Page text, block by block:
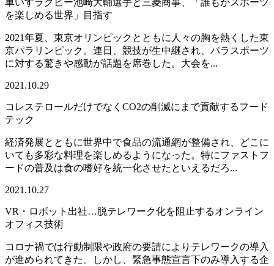
を楽しめる世界」目指す
2021年夏、東京オリンピックとともに人々の胸を熱くした東
京パラリンピック。連日、競技が生中継され、パラスポーツ
に対する驚きや感動が話題を席巻した。大会を...
2021.10.29
コレステロールだけでなくCO2の削減にまで貢献するフード
テック
経済発展とともに世界中で食品の流通網が整備され、どこに
いても多彩な料理を楽しめるようになった。特にファストフ
ードの普及は食の嗜好を統一化させたといえるだろ...
2021.10.27
VR・ロボット出社…脱テレワーク化を阻止するオンライン
オフィス技術
コロナ禍では行動制限や政府の要請によりテレワークの導入
が進められてきた。しかし、緊急事態宣言下のみ導入する企